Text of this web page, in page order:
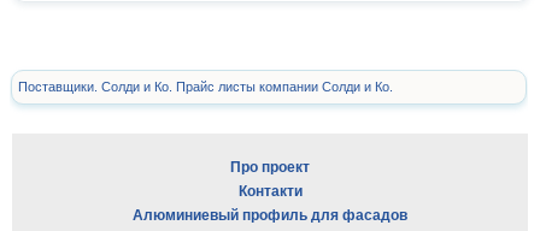
Поставщики. Солди и Ко. Прайс листы компании Солди и Ко.
Про проект
Контакти
Алюминиевый профиль для фасадов